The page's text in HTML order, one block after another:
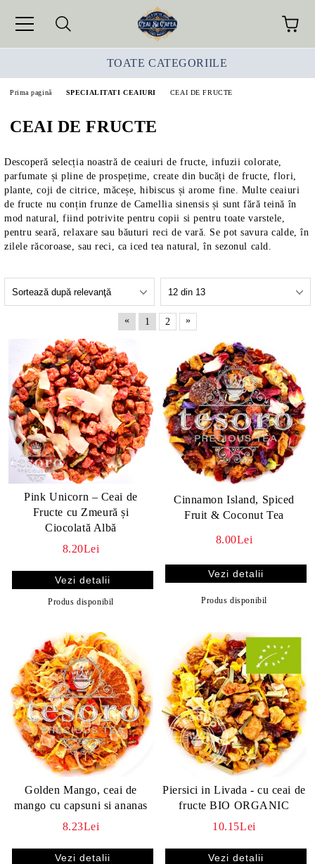
TOATE CATEGORIILE
Prima pagină SPECIALITATI CEAIURI CEAI DE FRUCTE
CEAI DE FRUCTE
Descoperă selecția noastră de ceaiuri de fructe, infuzii colorate,
parfumate și pline de prospețime, create din bucăți de fructe, flori,
plante, coji de citrice, măceșe, hibiscus și arome fine. Multe ceaiuri
de fructe nu conțin frunze de Camellia sinensis și sunt fără teină în
mod natural, fiind potrivite pentru copii si pentru toate varstele,
pentru seară, relaxare sau băuturi reci de vară. Se pot savura calde, în
zilele răcoroase, sau reci, ca iced tea natural, în sezonul cald.
« 1 2 »
Pink Unicorn – Ceai de
Fructe cu Zmeură și
Ciocolată Albă
8.20Lei
Vezi detalii
Produs disponibil
Cinnamon Island, Spiced
Fruit & Coconut Tea
8.00Lei
Vezi detalii
Produs disponibil
Golden Mango, ceai de
mango cu capsuni si ananas
8.23Lei
Vezi detalii
Piersici in Livada - cu ceai de
fructe BIO ORGANIC
10.15Lei
Vezi detalii